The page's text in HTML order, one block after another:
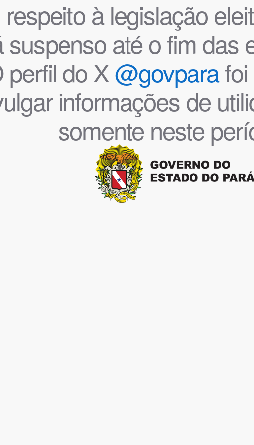
à legislação
suspenso até o fim das
perfil do X@govparafoi
informações de
somente neste